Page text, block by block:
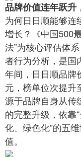
品牌价值连年跃升
为何日日顺能够连
增长？《中国500
法”为核心评估体
者行为分析，是国
年间，日日顺品牌
元，榜单位次提升
源于品牌自身从传
的完整升级，依靠
化、绿色化”的五
值。